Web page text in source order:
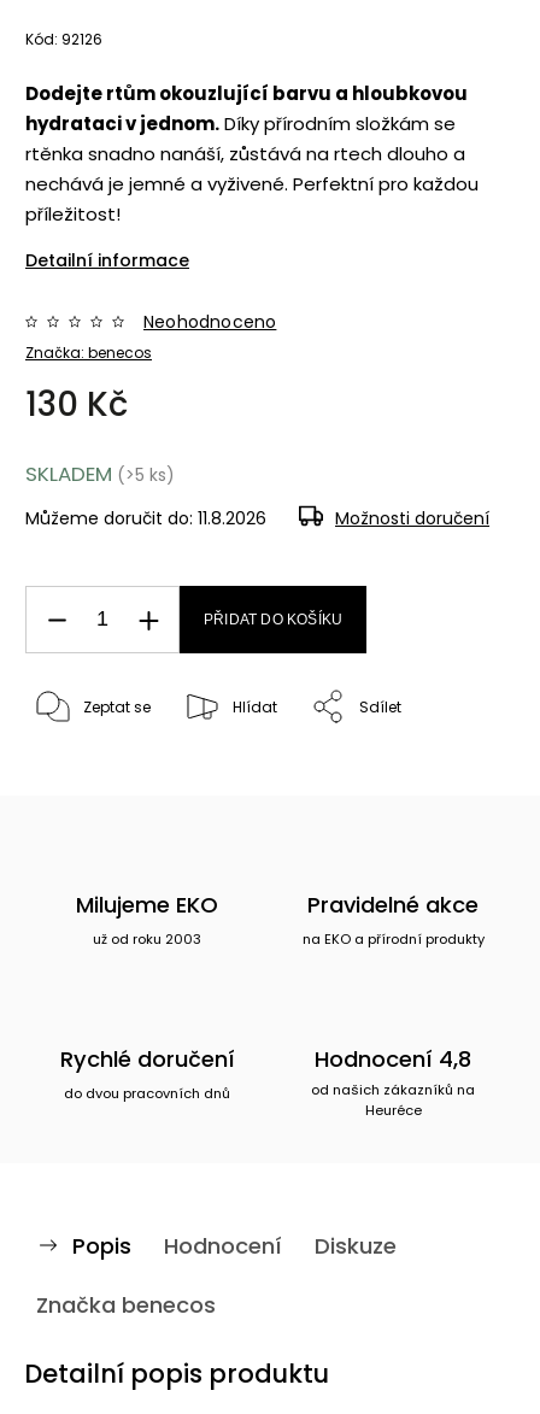
Kód: 92126
Dodejte rtům okouzlující barvu a hloubkovou
hydrataci v jednom.Díky přírodním složkám se
rtěnka snadno nanáší, zůstává na rtech dlouho a
nechává je jemné a vyživené. Perfektní pro každou
příležitost!
Detailní informace
Značka: benecos
Neohodnoceno
130 Kč
SKLADEM (>5 ks)
Můžeme doručit do: 11.8.2026 Možnosti doručení
PŘIDAT DO KOŠÍKU
Zeptat se Hlídat Sdílet
Milujeme EKO
už od roku 2003
Pravidelné akce
na EKO a přírodní produkty
Rychlé doručení
do dvou pracovních dnů
Hodnocení 4,8
od našich zákazníků na
Heuréce
Popis Hodnocení
Diskuze
Značka benecos
Detailní popis produktu